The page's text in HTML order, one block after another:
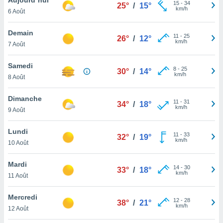
et
»,
au
vous
qu'ils
ou
le
ainsi
un
la
du
6 Août
25° / 15° 15- 34
km/h
Demain
7 Août
26° / 12° 11 - 25
km/h
Samedi
8 Août
30° / 14° 8- 25
km/h
Dimanche
9 Août
34° / 18° 11 - 31
km/h
Lundi
10 Août
32° / 19° 11 - 33
km/h
Mardi
11 Août
33° / 18° 14- 30
km/h
Mercredi
12 Août
38° / 21° 12- 28
km/h